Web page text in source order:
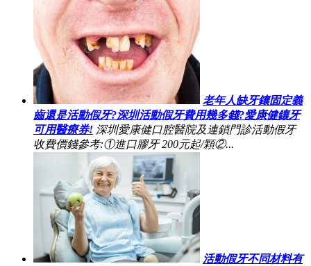
老年人缺牙鑲固定義
齒還是活動假牙?深圳活動假牙費用幾多錢?愛康健鑲牙
可用醫療券! 深圳愛康健口腔醫院及連鎖門診活動假牙
收費價錢參考:①進口膠牙 200元起/顆②...
活動假牙不同材料有